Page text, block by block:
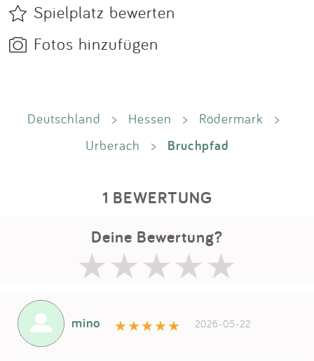
Spielplatz bewerten
Fotos hinzufügen
Deutschland > Hessen > Rödermark
>
Urberach
> Bruchpfad
1 BEWERTUNG
Deine Bewertung?
mino 2026-05-22